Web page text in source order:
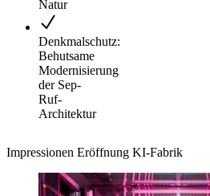
Natur
Denkmalschutz:
Behutsame
Modernisierung
der Sep-
Ruf-
Architektur
Impressionen Eröffnung KI-Fabrik